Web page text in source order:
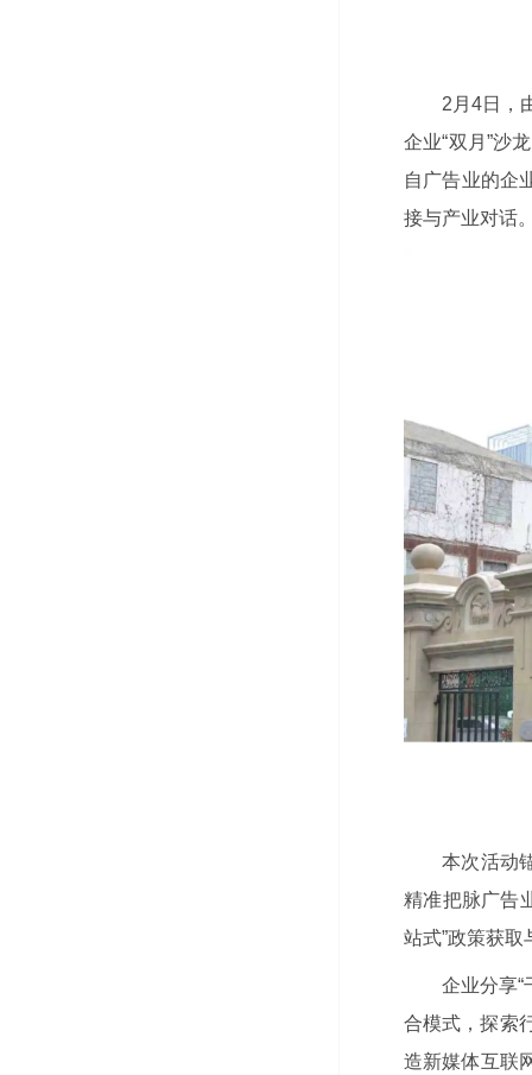
2月4日，
企业“双月”沙
自广告业的企
接与产业对话
本次活动
精准把脉广告
站式”政策获
企业分享“
合模式，探索
造新媒体互联